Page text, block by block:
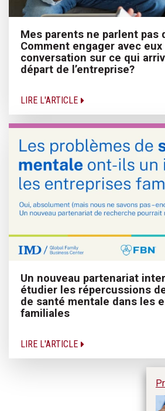
Mes parents ne parlent pas
Comment engager avec eux
conversation sur ce qui
départ de l’entreprise?
LIRE L'ARTICLE
Un nouveau partenariat
étudier les répercussions
de santé mentale dans les
familiales
LIRE L'ARTICLE